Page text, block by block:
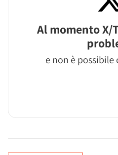
Al momento
e non è